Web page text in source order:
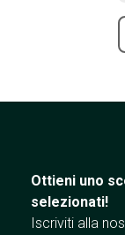
Ottieni uno
selezionati!
Iscriviti alla